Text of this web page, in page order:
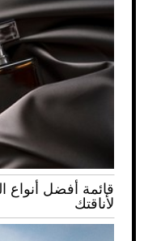
قائمة أفضل أنواع
لأناقتك